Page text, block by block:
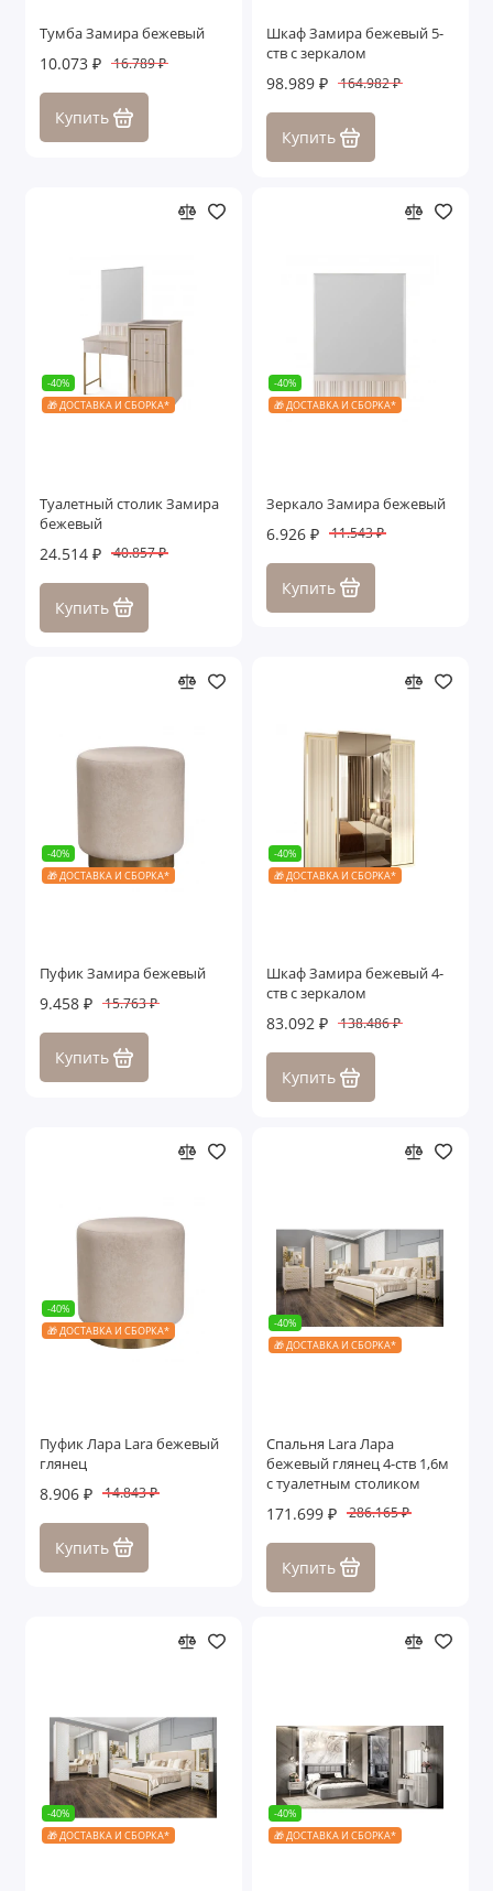
Тумба Замира бежевый
10.073 ₽ 16.789 ₽
Купить
Шкаф Замира бежевый 5-
ств с зеркалом
98.989 ₽ 164.982 ₽
Купить
-40%
🎁 ДОСТАВКА И СБОРКА*
Туалетный столик Замира
бежевый
24.514 ₽ 40.857 ₽
Купить
-40%
🎁 ДОСТАВКА И СБОРКА*
Зеркало Замира бежевый
6.926 ₽ 11.543 ₽
Купить
-40%
🎁 ДОСТАВКА И СБОРКА*
Пуфик Замира бежевый
9.458 ₽ 15.763 ₽
Купить
-40%
🎁 ДОСТАВКА И СБОРКА*
Шкаф Замира бежевый 4-
ств с зеркалом
83.092 ₽ 138.486 ₽
Купить
-40%
🎁 ДОСТАВКА И СБОРКА*
Пуфик Лара Lara бежевый
глянец
8.906 ₽ 14.843 ₽
Купить
-40%
🎁 ДОСТАВКА И СБОРКА*
Спальня Lara Лара
бежевый глянец 4-ств 1,6м
с туалетным столиком
171.699 ₽ 286.165 ₽
Купить
-40%
🎁 ДОСТАВКА И СБОРКА*
-40%
🎁 ДОСТАВКА И СБОРКА*